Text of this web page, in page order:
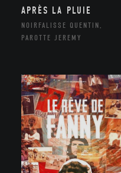
APRÈS LA PLUIE
NOIRFALISSE QUENTIN,
PAROTTE JEREMY